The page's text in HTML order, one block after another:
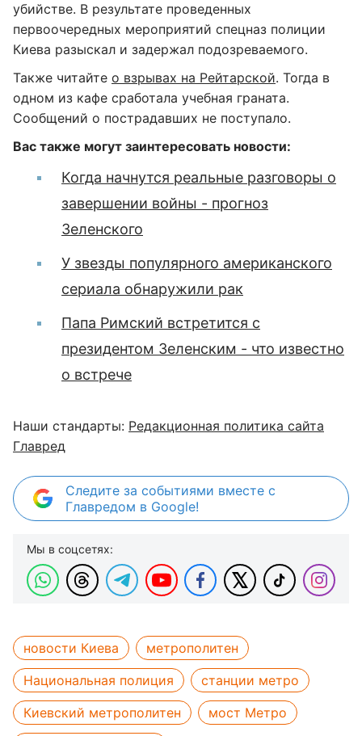
убийстве. В результате проведенных
первоочередных мероприятий спецназ полиции
Киева разыскал и задержал подозреваемого.
Также читайте о взрывах на Рейтарской. Тогда в
одном из кафе сработала учебная граната.
Сообщений о пострадавших не поступало.
Вас также могут заинтересовать новости:
Когда начнутся реальные разговоры о
завершении войны - прогноз
Зеленского
У звезды популярного американского
сериала обнаружили рак
Папа Римский встретится с
президентом Зеленским - что известно
о встрече
Наши стандарты: Редакционная политика сайта
Главред
Следите за событиями вместе с
Главредом в Google!
Мы в соцсетях:
новости Киева
метрополитен
Национальная полиция
станции метро
Киевский метрополитен
мост Метро